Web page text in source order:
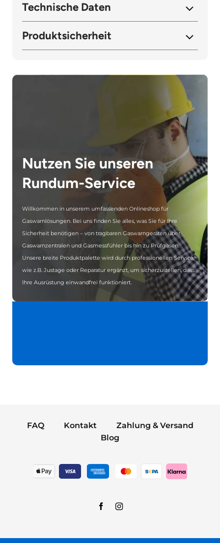
Technische Daten
Produktsicherheit
Nutzen Sie unseren
Rundum-Service
Willkommen in unserem umfassenden Onlineshop für
Gaswarnlösungen. Bei uns finden Sie alles, was Sie für Ihre
Sicherheit benötigen – von tragbaren Gaswarngeräten über
Gaswarnzentralen und Gasmessfühler bis hin zu Prüfgasen.
Unsere breite Produktpalette wird durch professionellen Service
wie z.B. Justage oder Reparatur ergänzt, um sicherzustellen, dass
Ihre Ausrüstung einwandfrei funktioniert.
FAQ Kontakt
Zahlung & Versand
Blog